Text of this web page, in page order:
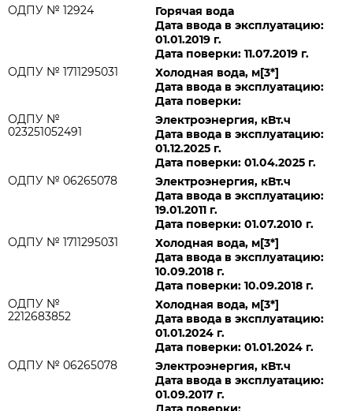
ОДПУ № 12924
Горячая вода
Дата ввода в эксплуатацию:
01.01.2019 г.
Дата поверки: 11.07.2019 г.
ОДПУ № 1711295031
Холодная вода, м[3*]
Дата ввода в эксплуатацию:
Дата поверки:
ОДПУ №
023251052491
Электроэнергия, кВт.ч
Дата ввода в эксплуатацию:
01.12.2025 г.
Дата поверки: 01.04.2025 г.
ОДПУ № 06265078
Электроэнергия, кВт.ч
Дата ввода в эксплуатацию:
19.01.2011 г.
Дата поверки: 01.07.2010 г.
ОДПУ № 1711295031
Холодная вода, м[3*]
Дата ввода в эксплуатацию:
10.09.2018 г.
Дата поверки: 10.09.2018 г.
ОДПУ №
2212683852
Холодная вода, м[3*]
Дата ввода в эксплуатацию:
01.01.2024 г.
Дата поверки: 01.01.2024 г.
ОДПУ № 06265078
Электроэнергия, кВт.ч
Дата ввода в эксплуатацию:
01.09.2017 г.